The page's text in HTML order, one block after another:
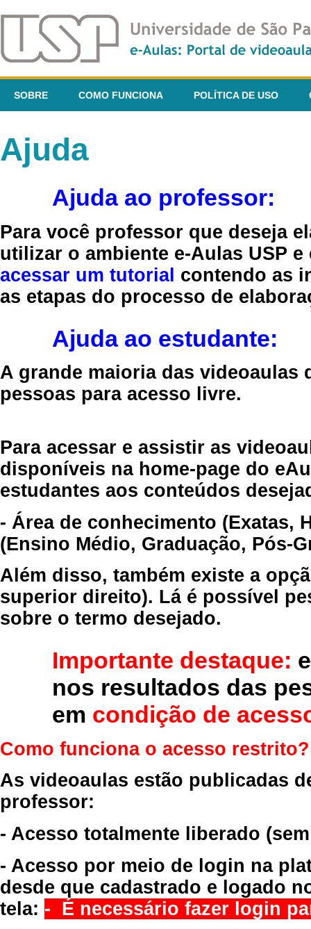
SOBRE COMO FUNCIONA POLÍTICA DE USO
Ajuda
Ajuda ao professor:
Para você professor que deseja
utilizar o ambiente e-Aulas USP
acessar um tutorial contendo as
as etapas do processo de
Ajuda ao estudante:
A grande maioria das videoaulas
pessoas para acesso livre.
Para acessar e assistir as
disponíveis na home-page do
estudantes aos conteúdos
- Área de conhecimento (Exatas,
(Ensino Médio, Graduação, Pós-
Além disso, também existe a
superior direito). Lá é possível
sobre o termo desejado.
Importante destaque:
nos resultados das
em condição de
Como funciona o acesso restrito?
As videoaulas estão publicadas
professor:
- Acesso totalmente liberado
- Acesso por meio de login na
desde que cadastrado e logado
tela: - É necessário fazer login